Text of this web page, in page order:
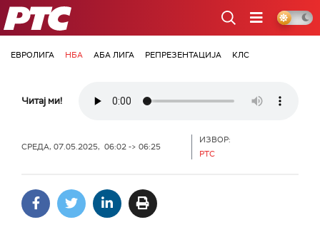
РТС
ЕВРОЛИГА НБА АБА ЛИГА РЕПРЕЗЕНТАЦИЈА КЛС
Читај ми!
СРЕДА, 07.05.2025, 06:02 -> 06:25
ИЗВОР:
РТС